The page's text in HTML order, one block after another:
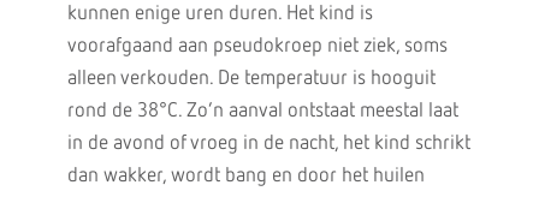
kunnen enige uren duren. Het kind is
voorafgaand aan pseudokroep niet ziek, soms
alleen verkouden. De temperatuur is hooguit
rond de 38°C. Zo’n aanval ontstaat meestal laat
in de avond of vroeg in de nacht, het kind schrikt
dan wakker, wordt bang en door het huilen